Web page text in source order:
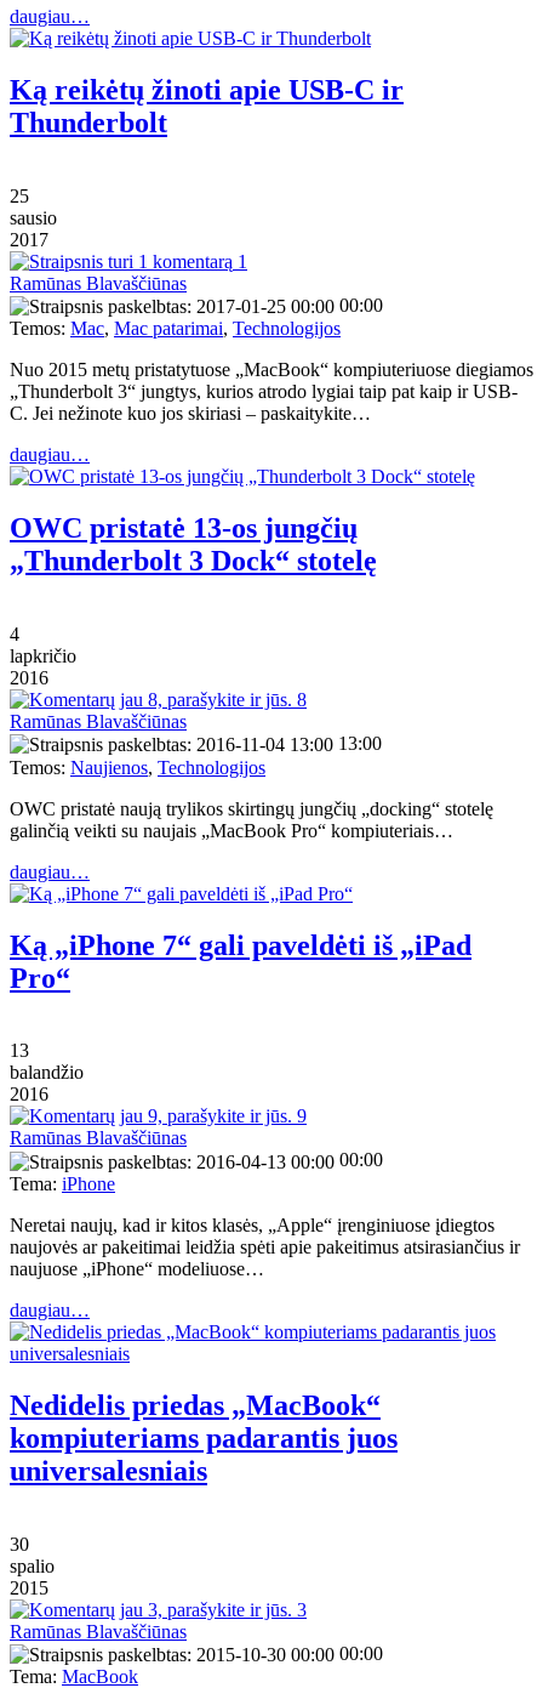
daugiau…
Ką reikėtų žinoti apie USB-C ir
Thunderbolt
25
sausio
2017
1
Ramūnas Blavaščiūnas
00:00
Temos: Mac, Mac patarimai, Technologijos
Nuo 2015 metų pristatytuose „MacBook“ kompiuteriuose diegiamos
„Thunderbolt 3“ jungtys, kurios atrodo lygiai taip pat kaip ir USB-
C. Jei nežinote kuo jos skiriasi – paskaitykite…
daugiau…
OWC pristatė 13-os jungčių
„Thunderbolt 3 Dock“ stotelę
4
lapkričio
2016
8
Ramūnas Blavaščiūnas
13:00
Temos: Naujienos, Technologijos
OWC pristatė naują trylikos skirtingų jungčių „docking“ stotelę
galinčią veikti su naujais „MacBook Pro“ kompiuteriais…
daugiau…
Ką „iPhone 7“ gali paveldėti iš „iPad
Pro“
13
balandžio
2016
9
Ramūnas Blavaščiūnas
00:00
Tema: iPhone
Neretai naujų, kad ir kitos klasės, „Apple“ įrenginiuose įdiegtos
naujovės ar pakeitimai leidžia spėti apie pakeitimus atsirasiančius ir
naujuose „iPhone“ modeliuose…
daugiau…
Nedidelis priedas „MacBook“
kompiuteriams padarantis juos
universalesniais
30
spalio
2015
3
Ramūnas Blavaščiūnas
00:00
Tema: MacBook